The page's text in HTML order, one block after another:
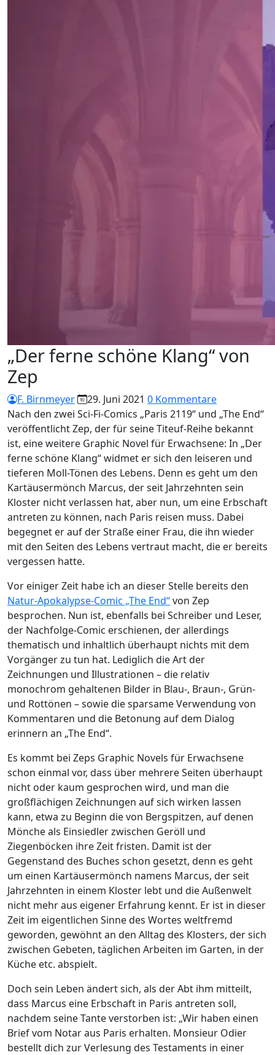
„Der ferne schöne Klang“ von
Zep
F. Birnmeyer 29. Juni 2021 0 Kommentare
Nach den zwei Sci-Fi-Comics „Paris 2119“ und „The End“
veröffentlicht Zep, der für seine Titeuf-Reihe bekannt
ist, eine weitere Graphic Novel für Erwachsene: In „Der
ferne schöne Klang“ widmet er sich den leiseren und
tieferen Moll-Tönen des Lebens. Denn es geht um den
Kartäusermönch Marcus, der seit Jahrzehnten sein
Kloster nicht verlassen hat, aber nun, um eine Erbschaft
antreten zu können, nach Paris reisen muss. Dabei
begegnet er auf der Straße einer Frau, die ihn wieder
mit den Seiten des Lebens vertraut macht, die er bereits
vergessen hatte.
Vor einiger Zeit habe ich an dieser Stelle bereits den
Natur-Apokalypse-Comic „The End“von Zep
besprochen. Nun ist, ebenfalls bei Schreiber und Leser,
der Nachfolge-Comic erschienen, der allerdings
thematisch und inhaltlich überhaupt nichts mit dem
Vorgänger zu tun hat. Lediglich die Art der
Zeichnungen und Illustrationen – die relativ
monochrom gehaltenen Bilder in Blau-, Braun-, Grün-
und Rottönen – sowie die sparsame Verwendung von
Kommentaren und die Betonung auf dem Dialog
erinnern an „The End“.
Es kommt bei Zeps Graphic Novels für Erwachsene
schon einmal vor, dass über mehrere Seiten überhaupt
nicht oder kaum gesprochen wird, und man die
großflächigen Zeichnungen auf sich wirken lassen
kann, etwa zu Beginn die von Bergspitzen, auf denen
Mönche als Einsiedler zwischen Geröll und
Ziegenböcken ihre Zeit fristen. Damit ist der
Gegenstand des Buches schon gesetzt, denn es geht
um einen Kartäusermönch namens Marcus, der seit
Jahrzehnten in einem Kloster lebt und die Außenwelt
nicht mehr aus eigener Erfahrung kennt. Er ist in dieser
Zeit im eigentlichen Sinne des Wortes weltfremd
geworden, gewöhnt an den Alltag des Klosters, der sich
zwischen Gebeten, täglichen Arbeiten im Garten, in der
Küche etc. abspielt.
Doch sein Leben ändert sich, als der Abt ihm mitteilt,
dass Marcus eine Erbschaft in Paris antreten soll,
nachdem seine Tante verstorben ist: „Wir haben einen
Brief vom Notar aus Paris erhalten. Monsieur Odier
bestellt dich zur Verlesung des Testaments in einer